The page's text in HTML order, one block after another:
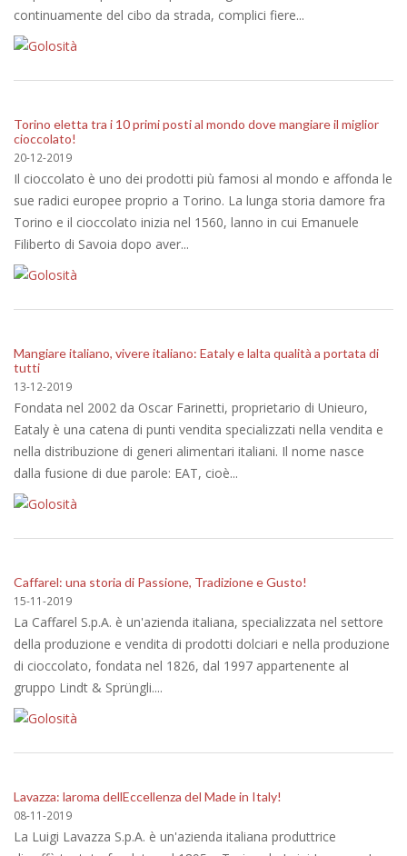
continuamente del cibo da strada, complici fiere...
Torino eletta tra i 10 primi posti al mondo dove mangiare il miglior
cioccolato!
20-12-2019
Il cioccolato è uno dei prodotti più famosi al mondo e affonda le
sue radici europee proprio a Torino. La lunga storia damore fra
Torino e il cioccolato inizia nel 1560, lanno in cui Emanuele
Filiberto di Savoia dopo aver...
Mangiare italiano, vivere italiano: Eataly e lalta qualità a portata di
tutti
13-12-2019
Fondata nel 2002 da Oscar Farinetti, proprietario di Unieuro,
Eataly è una catena di punti vendita specializzati nella vendita e
nella distribuzione di generi alimentari italiani. Il nome nasce
dalla fusione di due parole: EAT, cioè...
Caffarel: una storia di Passione, Tradizione e Gusto!
15-11-2019
La Caffarel S.p.A. è un'azienda italiana, specializzata nel settore
della produzione e vendita di prodotti dolciari e nella produzione
di cioccolato, fondata nel 1826, dal 1997 appartenente al
gruppo Lindt & Sprüngli....
Lavazza: laroma dellEccellenza del Made in Italy!
08-11-2019
La Luigi Lavazza S.p.A. è un'azienda italiana produttrice